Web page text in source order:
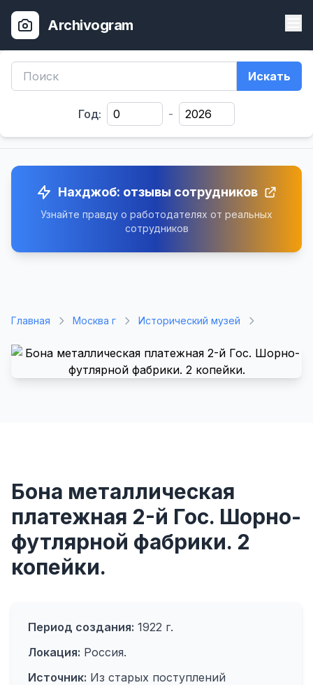
Archivogram
Искать
Год: -
Нахджоб: отзывы сотрудников
Узнайте правду о работодателях от реальных
сотрудников
Главная Москва г Исторический музей
Бона металлическая
платежная 2-й Гос. Шорно-
футлярной фабрики. 2
копейки.
Период создания: 1922 г.
Локация: Россия.
Источник: Из старых поступлений